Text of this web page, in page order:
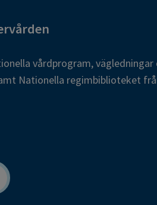
vårdprogram, vägledningar
Nationella regimbiblioteket